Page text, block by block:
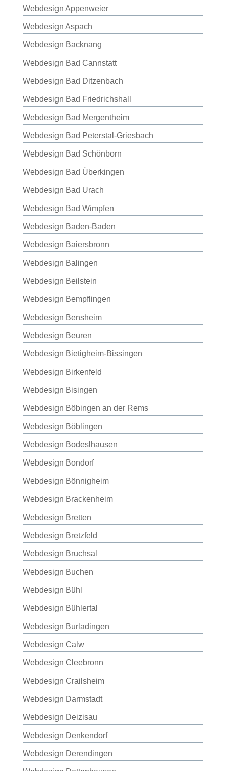
Webdesign Appenweier
Webdesign Aspach
Webdesign Backnang
Webdesign Bad Cannstatt
Webdesign Bad Ditzenbach
Webdesign Bad Friedrichshall
Webdesign Bad Mergentheim
Webdesign Bad Peterstal-Griesbach
Webdesign Bad Schönborn
Webdesign Bad Überkingen
Webdesign Bad Urach
Webdesign Bad Wimpfen
Webdesign Baden-Baden
Webdesign Baiersbronn
Webdesign Balingen
Webdesign Beilstein
Webdesign Bempflingen
Webdesign Bensheim
Webdesign Beuren
Webdesign Bietigheim-Bissingen
Webdesign Birkenfeld
Webdesign Bisingen
Webdesign Böbingen an der Rems
Webdesign Böblingen
Webdesign Bodeslhausen
Webdesign Bondorf
Webdesign Bönnigheim
Webdesign Brackenheim
Webdesign Bretten
Webdesign Bretzfeld
Webdesign Bruchsal
Webdesign Buchen
Webdesign Bühl
Webdesign Bühlertal
Webdesign Burladingen
Webdesign Calw
Webdesign Cleebronn
Webdesign Crailsheim
Webdesign Darmstadt
Webdesign Deizisau
Webdesign Denkendorf
Webdesign Derendingen